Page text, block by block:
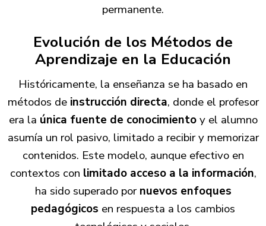
permanente.
Evolución de los Métodos de
Aprendizaje en la Educación
Históricamente, la enseñanza se ha basado en
métodos de instrucción directa, donde el profesor
era la única fuente de conocimientoy el alumno
asumía un rol pasivo, limitado a recibir y memorizar
contenidos. Este modelo, aunque efectivo en
contextos con limitado acceso a la información,
ha sido superado pornuevos enfoques
pedagógicos en respuesta a los cambios